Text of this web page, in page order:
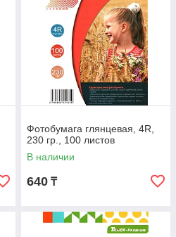
Фотобумага глянцевая, 4R,
230 гр., 100 листов
В наличии
640 ₸